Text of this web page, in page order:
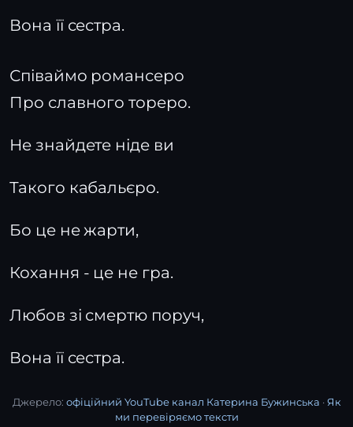
Вона її сестра.
Співаймо романсеро
Про славного тореро.
Не знайдете ніде ви
Такого кабальєро.
Бо це не жарти,
Кохання - це не гра.
Любов зі смертю поруч,
Вона її сестра.
Джерело: офіційний YouTube канал Катерина Бужинська · Як
ми перевіряємо тексти